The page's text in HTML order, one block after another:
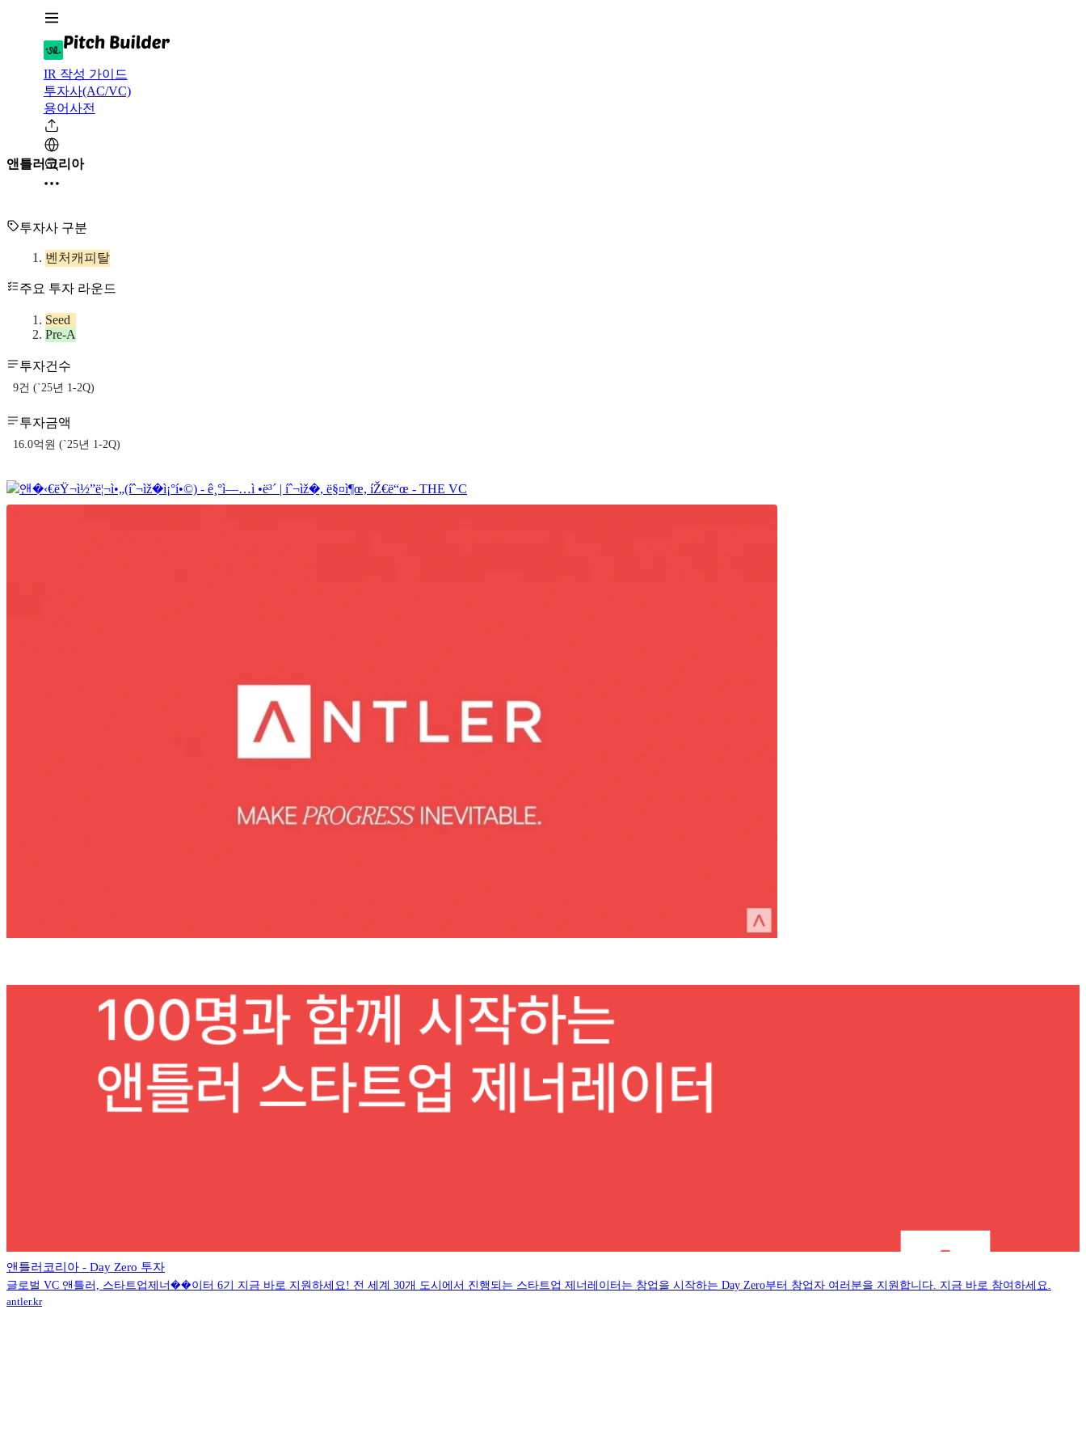
IR 작성 가이드
투자사(AC/VC)
용어사전
앤틀러코리아
투자사 구분
벤처캐피탈
주요 투자 라운드
Seed
Pre-A
투자건수
9건 (`25년 1-2Q)
투자금액
16.0억원 (`25년 1-2Q)
앤�‹€ëŸ¬ì½”ë¦¬ì•„(íˆ¬ìž�ì¡°í•©) - ê¸°ì—…ì •ë³´ | íˆ¬ìž�, ë§¤ì¶œ, íŽ€ë“œ - THE VC
앤틀러코리아 - Day Zero 투자
글로벌 VC 앤틀러, 스타트업제너��이터 6기 지금 바로 지원하세요! 전 세계 30개 도시에서 진행되는 스타트업 제너레이터는 창업을 시작하는 Day Zero부터 창업자 여러분을 지원합니다. 지금 바로 참여하세요.
antler.kr